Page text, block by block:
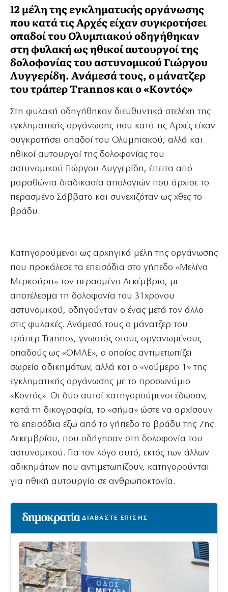
12 μέλη της εγκληματικής οργάνωσης
που κατά τις Αρχές είχαν συγκροτήσει
οπαδοί του Ολυμπιακού οδηγήθηκαν
στη φυλακή ως ηθικοί αυτουργοί της
δολοφονίας του αστυνομικού Γιώργου
Λυγγερίδη. Ανάμεσά τους, ο μάνατζερ
του τράπερ Trannos και ο «Κοντός»
Στη φυλακή οδηγήθηκαν διευθυντικά στελέχη της
εγκληματικής οργάνωσης που κατά τις Αρχές είχαν
συγκροτήσει οπαδοί του Ολυμπιακού, αλλά και
ηθικοί αυτουργοί της δολοφονίας του
αστυνομικού Γιώργου Λυγγερίδη, έπειτα από
μαραθώνια διαδικασία απολογιών που άρχισε το
περασμένο Σάββατο και συνεχιζόταν ως χθες το
βράδυ.
Κατηγορούμενοι ως αρχηγικά μέλη της οργάνωσης
που προκάλεσε τα επεισόδια στο γήπεδο «Μελίνα
Μερκούρη» τον περασμένο Δεκέμβριο, με
αποτέλεσμα τη δολοφονία του 31χρονου
αστυνομικού, οδηγούνταν ο ένας μετά τον άλλο
στις φυλακές. Ανάμεσά τους ο μάνατζερ του
τράπερ Trannos, γνωστός στους οργανωμένους
οπαδούς ως «ΟΜΛΕ», ο οποίος αντιμετωπίζει
σωρεία αδικημάτων, αλλά και ο «νούμερο 1» της
εγκληματικής οργάνωσης με το προσωνύμιο
«Κοντός». Οι δύο αυτοί κατηγορούμενοι έδωσαν,
κατά τη δικογραφία, το «σήμα» ώστε να αρχίσουν
τα επεισόδια έξω από το γήπεδο το βράδυ της 7ης
Δεκεμβρίου, που οδήγησαν στη δολοφονία του
αστυνομικού. Για τον λόγο αυτό, εκτός των άλλων
αδικημάτων που αντιμετωπίζουν, κατηγορούνται
για ηθική αυτουργία σε ανθρωποκτονία.
ΔΙΑΒΑΣΤΕ ΕΠΙΣΗΣ